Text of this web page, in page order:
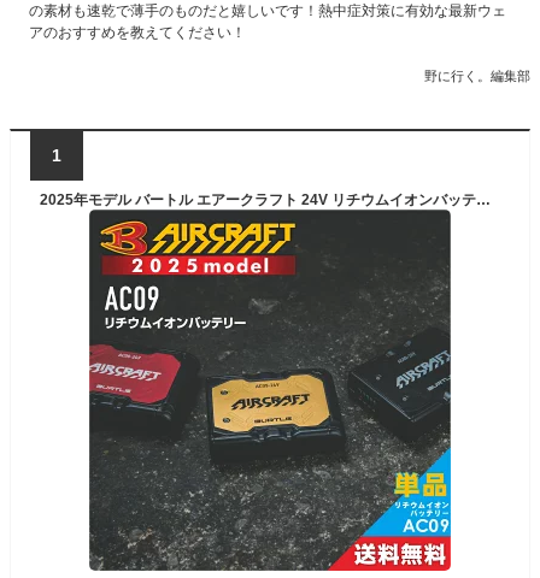
の素材も速乾で薄手のものだと嬉しいです！熱中症対策に有効な最新ウェ
アのおすすめを教えてください！
野に行く。編集部
1
2025年モデル バートル エアークラフト 24V リチウムイオンバッテリ− AC09 作業服 作業着 空調作業服 空調 服 猛暑 ファン EF プロノ BURTLE AIR CRAFT